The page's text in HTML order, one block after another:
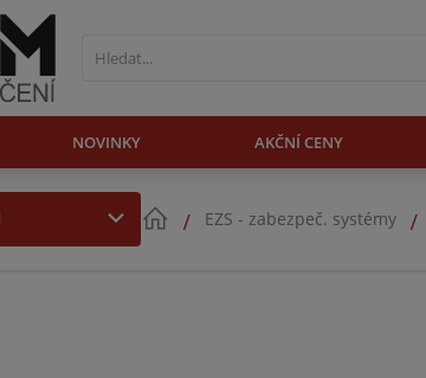
NOVINKY AKČNÍ CENY
EZS - zabezpeč. systémy